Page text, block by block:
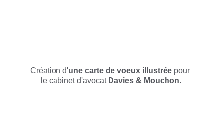
Création d'une carte de voeux illustrée pour
le cabinet d'avocat Davies & Mouchon.